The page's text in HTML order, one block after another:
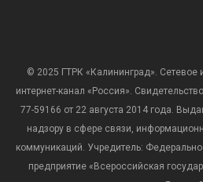
© 2025 ГТРК «Калининград». Сетевое
интернет-канал «Россия».
77-59166 от 22 августа 2014 года.
надзору в сфере связи,
коммуникаций. Учредитель:
предприятие «Всероссийская